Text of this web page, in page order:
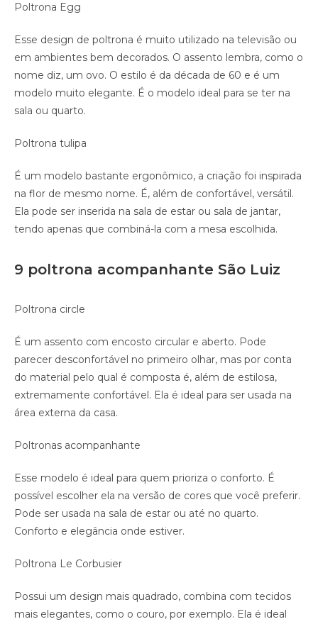
Poltrona Egg
Esse design de poltrona é muito utilizado na televisão ou
em ambientes bem decorados. O assento lembra, como o
nome diz, um ovo. O estilo é da década de 60 e é um
modelo muito elegante. É o modelo ideal para se ter na
sala ou quarto.
Poltrona tulipa
É um modelo bastante ergonômico, a criação foi inspirada
na flor de mesmo nome. É, além de confortável, versátil.
Ela pode ser inserida na sala de estar ou sala de jantar,
tendo apenas que combiná-la com a mesa escolhida.
9 poltrona acompanhante São Luiz
Poltrona circle
É um assento com encosto circular e aberto. Pode
parecer desconfortável no primeiro olhar, mas por conta
do material pelo qual é composta é, além de estilosa,
extremamente confortável. Ela é ideal para ser usada na
área externa da casa.
Poltronas acompanhante
Esse modelo é ideal para quem prioriza o conforto. É
possível escolher ela na versão de cores que você preferir.
Pode ser usada na sala de estar ou até no quarto.
Conforto e elegância onde estiver.
Poltrona Le Corbusier
Possui um design mais quadrado, combina com tecidos
mais elegantes, como o couro, por exemplo. Ela é ideal